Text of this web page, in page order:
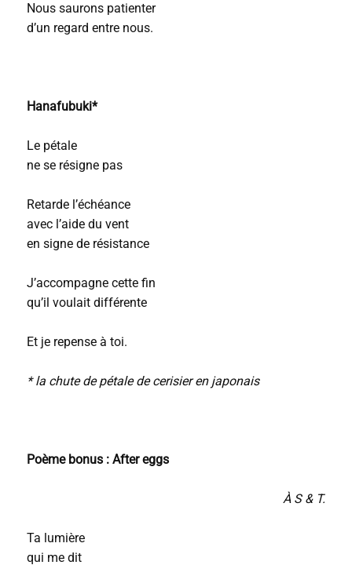
Nous saurons patienter
d’un regard entre nous.
Hanafubuki*
Le pétale
ne se résigne pas
Retarde l’échéance
avec l’aide du vent
en signe de résistance
J’accompagne cette fin
qu’il voulait différente
Et je repense à toi.
* la chute de pétale de cerisier en japonais
Poème bonus : After eggs
À S & T.
Ta lumière
qui me dit